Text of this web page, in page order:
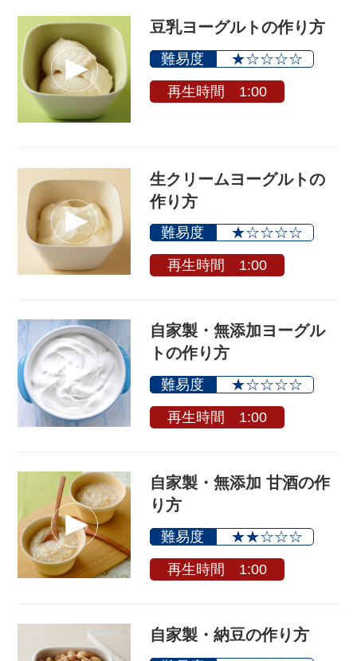
豆乳ヨーグルトの作り方
難易度 ★☆☆☆☆
再生時間 1:00
生クリームヨーグルトの
作り方
難易度 ★☆☆☆☆
再生時間 1:00
自家製・無添加ヨーグル
トの作り方
難易度 ★☆☆☆☆
再生時間 1:00
自家製・無添加 甘酒の作
り方
難易度 ★★☆☆☆
再生時間 1:00
自家製・納豆の作り方